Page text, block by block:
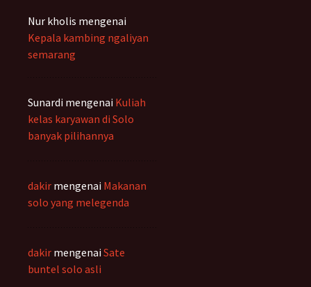
Nur kholis mengenai
Kepala kambing ngaliyan
semarang
Sunardi mengenai Kuliah
kelas karyawan di Solo
banyak pilihannya
dakir mengenai Makanan
solo yang melegenda
dakir mengenai Sate
buntel solo asli